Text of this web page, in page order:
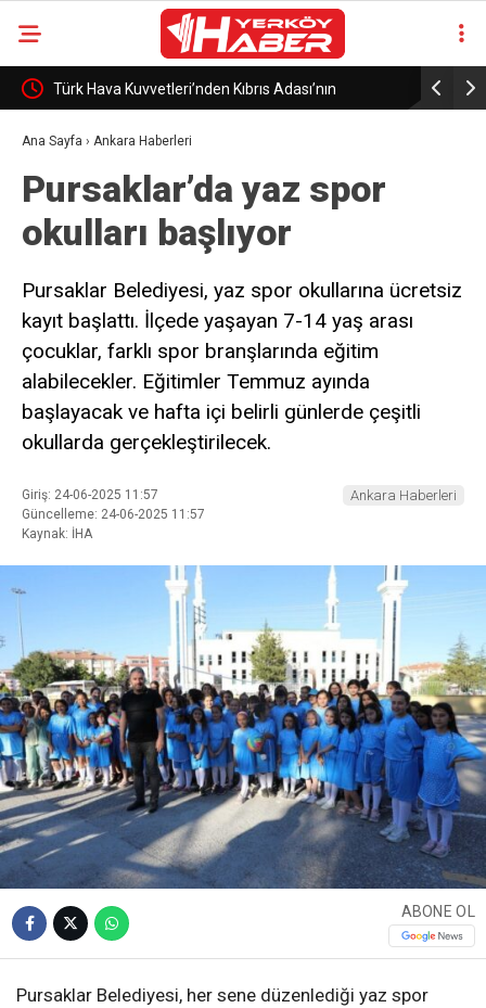
Türk Hava Kuvvetleri’nden Kıbrıs Adası’nın
güneyinde eğitim uçuşu
Bakan
Ana Sayfa › Ankara Haberleri
Pursaklar’da yaz spor
okulları başlıyor
Pursaklar Belediyesi, yaz spor okullarına ücretsiz
kayıt başlattı. İlçede yaşayan 7-14 yaş arası
çocuklar, farklı spor branşlarında eğitim
alabilecekler. Eğitimler Temmuz ayında
başlayacak ve hafta içi belirli günlerde çeşitli
okullarda gerçekleştirilecek.
Giriş: 24-06-2025 11:57
Güncelleme: 24-06-2025 11:57
Kaynak: İHA
Ankara Haberleri
ABONE OL
Pursaklar Belediyesi, her sene düzenlediği yaz spor